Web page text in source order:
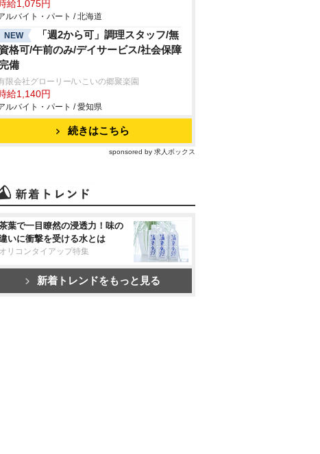
給1,075円
ルバイト・パート / 北海道
NEW
「週2から可」調理スタッフ/無
資格可/午前のみ/デイサービス/社会保障
完備
限会社グローリー/いこいの郷聚楽園
給1,140円
ルバイト・パート / 愛知県
続きはこちら
sponsored by 求人ボックス
葉で一目瞭然の浸透力！味の
いに衝撃を受ける水とは
オリコンタイアップ特集
新着トレンドをもっと見る